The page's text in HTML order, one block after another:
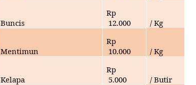
Buncis
Rp
12.000
/ Kg
Mentimun
Rp
10.000
/ Kg
Kelapa
Rp
5.000 / Butir